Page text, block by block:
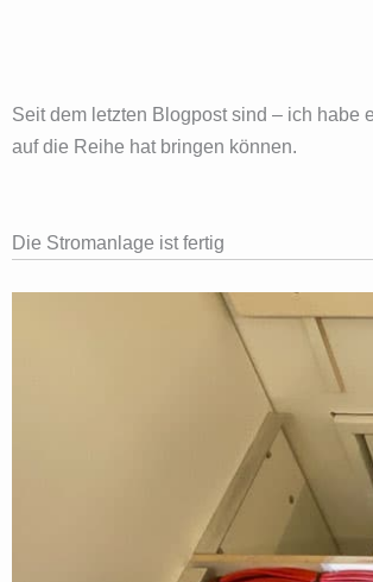
Seit dem letzten Blogpost sind – ich habe
auf die Reihe hat bringen können.
Die Stromanlage ist fertig